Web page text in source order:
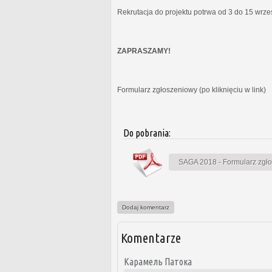
Rekrutacja do projektu potrwa od 3 do 15
ZAPRASZAMY!
Formularz zgłoszeniowy (po kliknięciu w link)
Do pobrania:
SAGA 2018 - Formularz
Dodaj komentarz
Komentarze
Карамель Патока